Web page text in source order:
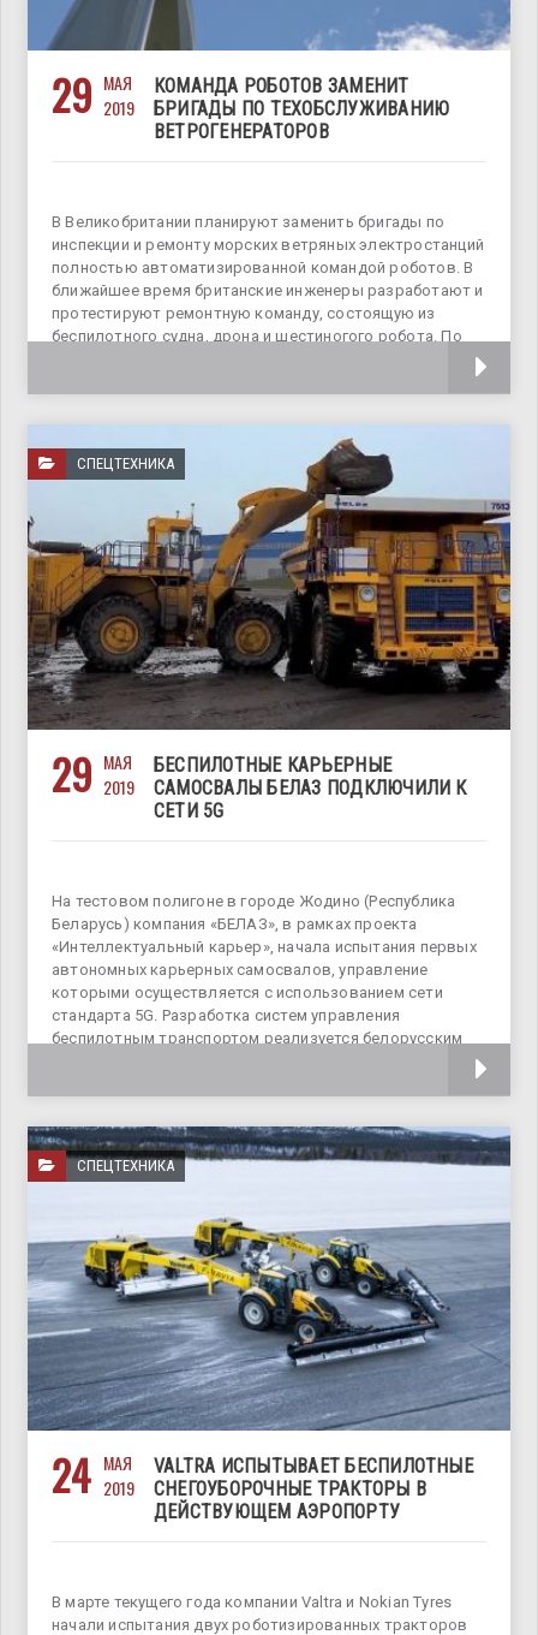
29 МАЯ
2019
КОМАНДА РОБОТОВ ЗАМЕНИТ
БРИГАДЫ ПО ТЕХОБСЛУЖИВАНИЮ
ВЕТРОГЕНЕРАТОРОВ
В Великобритании планируют заменить бригады по
инспекции и ремонту морских ветряных электростанций
полностью автоматизированной командой роботов. В
ближайшее время британские инженеры разработают и
протестируют ремонтную команду, состоящую из
беспилотного судна, дрона и шестиногого робота. По
СПЕЦТЕХНИКА
29 МАЯ
2019
БЕСПИЛОТНЫЕ КАРЬЕРНЫЕ
САМОСВАЛЫ БЕЛАЗ ПОДКЛЮЧИЛИ К
СЕТИ 5G
На тестовом полигоне в городе Жодино (Республика
Беларусь) компания «БЕЛАЗ», в рамках проекта
«Интеллектуальный карьер», начала испытания первых
автономных карьерных самосвалов, управление
которыми осуществляется с использованием сети
стандарта 5G. Разработка систем управления
беспилотным транспортом реализуется белорусским
СПЕЦТЕХНИКА
24 МАЯ
2019
VALTRA ИСПЫТЫВАЕТ БЕСПИЛОТНЫЕ
СНЕГОУБОРОЧНЫЕ ТРАКТОРЫ В
ДЕЙСТВУЮЩЕМ АЭРОПОРТУ
В марте текущего года компании Valtra и Nokian Tyres
начали испытания двух роботизированных тракторов